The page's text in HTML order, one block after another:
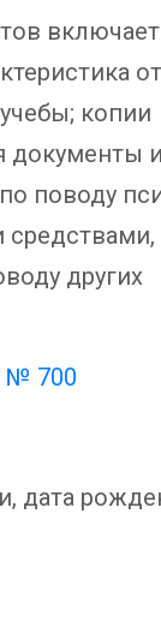
включает
копии
документы
поводу
средствами,
других
№ 700